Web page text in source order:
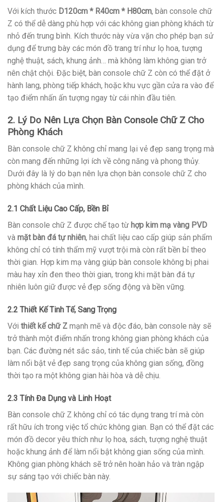
Với kích thước D120cm * R40cm * H80cm, bàn console chữ
Z có thể dễ dàng phù hợp với các không gian phòng khách từ
nhỏ đến trung bình. Kích thước này vừa vặn cho phép bạn sử
dụng để trưng bày các món đồ trang trí như lọ hoa, tượng
nghệ thuật, sách, khung ảnh… mà không làm không gian trở
nên chật chội. Đặc biệt, bàn console chữ Z còn có thể đặt ở
hành lang, phòng tiếp khách, hoặc khu vực gần cửa ra vào để
tạo điểm nhấn ấn tượng ngay từ cái nhìn đầu tiên.
2. Lý Do Nên Lựa Chọn Bàn Console Chữ Z Cho
Phòng Khách
Bàn console chữ Z không chỉ mang lại vẻ đẹp sang trọng mà
còn mang đến những lợi ích về công năng và phong thủy.
Dưới đây là lý do bạn nên lựa chọn bàn console chữ Z cho
phòng khách của mình.
2.1 Chất Liệu Cao Cấp, Bền Bỉ
Bàn console chữ Z được chế tạo từ hợp kim mạ vàng PVD
và mặt bàn đá tự nhiên, hai chất liệu cao cấp giúp sản phẩm
không chỉ có tính thẩm mỹ vượt trội mà còn rất bền bỉ theo
thời gian. Hợp kim mạ vàng giúp bàn console không bị phai
màu hay xỉn đen theo thời gian, trong khi mặt bàn đá tự
nhiên luôn giữ được vẻ đẹp sống động và bền vững.
2.2 Thiết Kế Tinh Tế, Sang Trọng
Với thiết kế chữ Z mạnh mẽ và độc đáo, bàn console này sẽ
trở thành một điểm nhấn trong không gian phòng khách của
bạn. Các đường nét sắc sảo, tinh tế của chiếc bàn sẽ giúp
làm nổi bật vẻ đẹp sang trọng của không gian sống, đồng
thời tạo ra một không gian hài hòa và dễ chịu.
2.3 Tính Đa Dụng và Linh Hoạt
Bàn console chữ Z không chỉ có tác dụng trang trí mà còn
rất hữu ích trong việc tổ chức không gian. Bạn có thể đặt các
món đồ decor yêu thích như lọ hoa, sách, tượng nghệ thuật
hoặc khung ảnh để làm nổi bật không gian sống của mình.
Không gian phòng khách sẽ trở nên hoàn hảo và tràn ngập
sự sáng tạo với chiếc bàn này.